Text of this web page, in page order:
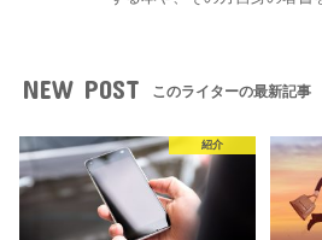
NEW POST このライターの最新記事
紹介